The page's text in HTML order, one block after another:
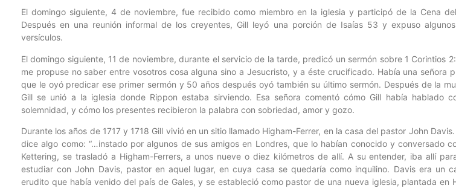
El domingo siguiente, 4 de noviembre, fue recibido como miembro en la iglesia y participó de la Cena
Después en una reunión informal de los creyentes, Gill leyó una porción de Isaías 53 y expuso
versículos.
El domingo siguiente, 11 de noviembre, durante el servicio de la tarde, predicó un sermón sobre 1 Corintios
me propuse no saber entre vosotros cosa alguna sino a Jesucristo, y a éste crucificado. Había una señora
que le oyó predicar ese primer sermón y 50 años después oyó también su último sermón. Después de la
Gill se unió a la iglesia donde Rippon estaba sirviendo. Esa señora comentó cómo Gill había hablado
solemnidad, y cómo los presentes recibieron la palabra con sobriedad, amor y gozo.
Durante los años de 1717 y 1718 Gill vivió en un sitio llamado Higham-Ferrer, en la casa del pastor John
dice algo como: “…instado por algunos de sus amigos en Londres, que lo habían conocido y conversado
Kettering, se trasladó a Higham-Ferrers, a unos nueve o diez kilómetros de allí. A su entender, iba allí
estudiar con John Davis, pastor en aquel lugar, en cuya casa se quedaría como inquilino. Davis era un
erudito que había venido del país de Gales, y se estableció como pastor de una nueva iglesia, plantada en